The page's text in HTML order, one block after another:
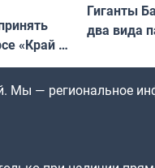
«Край у
фотогид
Гиганты
два вида
Мы — региональное